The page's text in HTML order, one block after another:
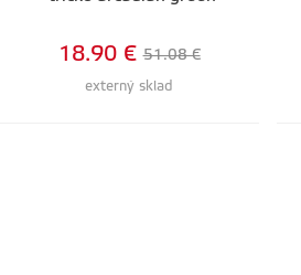
externý sklad
18.90 € 51.08 €